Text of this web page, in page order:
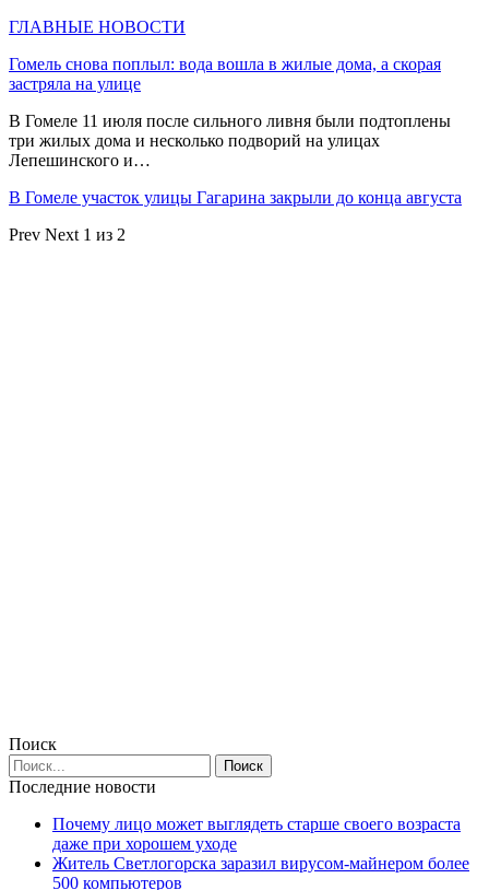
ГЛАВНЫЕ НОВОСТИ
Гомель снова поплыл: вода вошла в жилые дома, а скорая
застряла на улице
В Гомеле 11 июля после сильного ливня были подтоплены
три жилых дома и несколько подворий на улицах
Лепешинского и…
В Гомеле участок улицы Гагарина закрыли до конца августа
Prev Next 1 из 2
Поиск
Последние новости
Почему лицо может выглядеть старше своего возраста
даже при хорошем уходе
Житель Светлогорска заразил вирусом-майнером более
500 компьютеров